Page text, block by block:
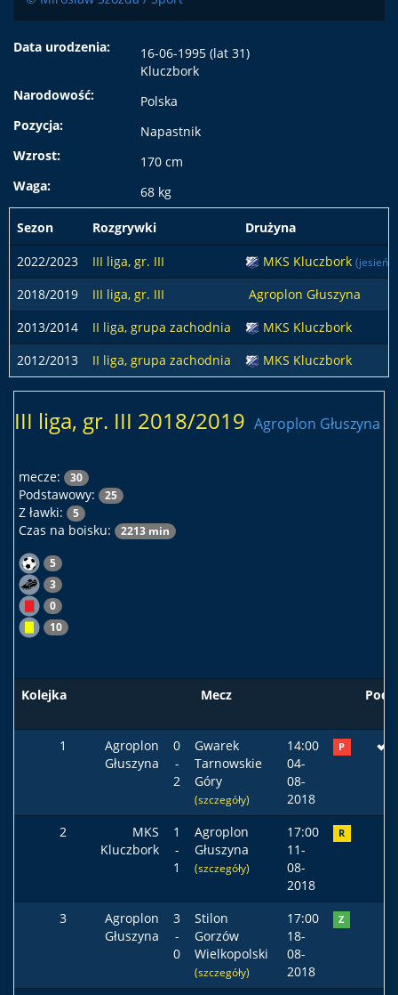
Data urodzenia:
16-06-1995 (lat 31)
Kluczbork
Narodowość:
Polska
Pozycja:
Napastnik
Wzrost:
170 cm
Waga:
68 kg
Sezon Rozgrywki
Drużyna
2022/2023
III liga, gr. III MKS Kluczbork (jesień)
2018/2019 III liga, gr. III
Agroplon Głuszyna
2013/2014
II liga, grupa zachodnia
MKS Kluczbork
2012/2013
II liga, grupa zachodnia MKS Kluczbork
III liga, gr. III 2018/2019 Agroplon Głuszyna
mecze: 30
Podstawowy: 25
Z ławki: 5
Czas na boisku: 2213 min
5
3
0
10
Kolejka Mecz
1
Agroplon
Głuszyna
0
-
2
Gwarek
Tarnowskie
Góry
(szczegóły)
14:00
04-
08-
2018
P
2
MKS
Kluczbork
1
-
1
Agroplon
Głuszyna
(szczegóły)
17:00
11-
08-
2018
R
3
Agroplon
Głuszyna
3
-
0
Stilon
Gorzów
Wielkopolski
(szczegóły)
17:00
18-
08-
2018
Z